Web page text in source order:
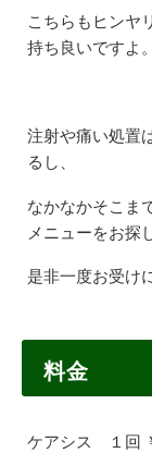
こちらもヒンヤ
持ち良いですよ。
注射や痛い処置
るし、
なかなかそこま
メニューをお探
是非一度お受け
料金
ケアシス １回